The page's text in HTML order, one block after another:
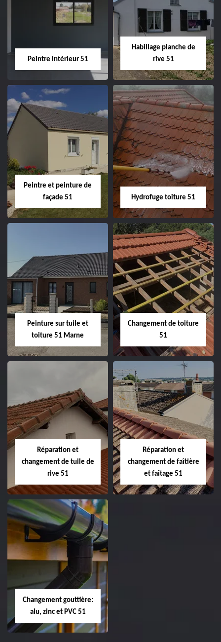
51
ravalement de
façade 51
Peintre intérieur 51
Peintre intérieur
Habillage planche de
rive 51
Habillage planche
de rive 51
Peintre et peinture de
façade 51
Peintre et peinture
de façade 51
Hydrofuge toiture 51
Hydrofuge toiture
51
Peinture sur tuile et
toiture 51 Marne
Peinture sur tuile
et toiture 51
Marne
Changement de toiture
51
Changement de
toiture 51
Réparation et
changement de tuile de
rive 51
Réparation et
changement de
tuile de rive 51
Réparation et
changement de faîtière
et faîtage 51
Changement gouttière:
alu, zinc et PVC 51